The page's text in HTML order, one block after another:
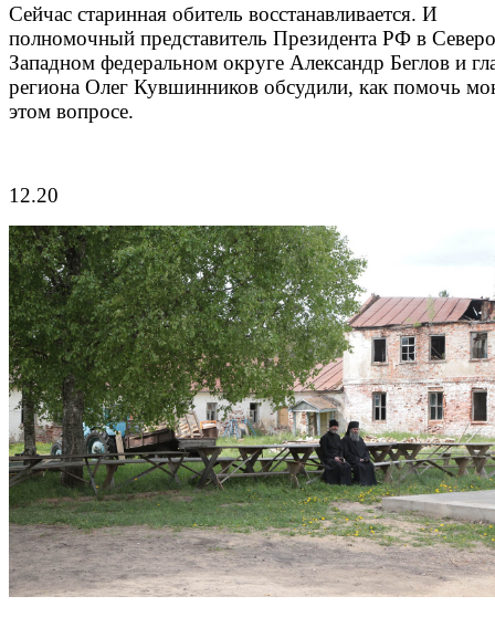
Сейчас старинная обитель восстанавливается. И
полномочный представитель Президента РФ в
Западном федеральном округе Александр Беглов и
региона Олег Кувшинников обсудили, как помочь
этом вопросе.
12.20